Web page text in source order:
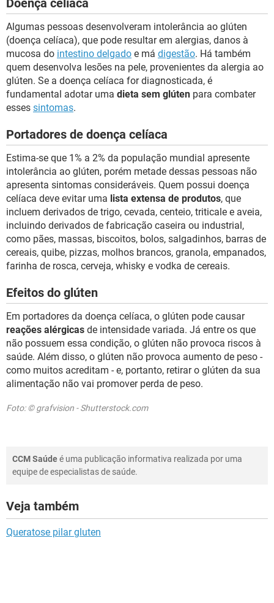
Doença celíaca
Algumas pessoas desenvolveram intolerância ao glúten
(doença celíaca), que pode resultar em alergias, danos à
mucosa do intestino delgado e má digestão. Há também
quem desenvolva lesões na pele, provenientes da alergia ao
glúten. Se a doença celíaca for diagnosticada, é
fundamental adotar uma dieta sem glúten para combater
esses sintomas.
Portadores de doença celíaca
Estima-se que 1% a 2% da população mundial apresente
intolerância ao glúten, porém metade dessas pessoas não
apresenta sintomas consideráveis. Quem possui doença
celíaca deve evitar uma lista extensa de produtos, que
incluem derivados de trigo, cevada, centeio, triticale e aveia,
incluindo derivados de fabricação caseira ou industrial,
como pães, massas, biscoitos, bolos, salgadinhos, barras de
cereais, quibe, pizzas, molhos brancos, granola, empanados,
farinha de rosca, cerveja, whisky e vodka de cereais.
Efeitos do glúten
Em portadores da doença celíaca, o glúten pode causar
reações alérgicas de intensidade variada. Já entre os que
não possuem essa condição, o glúten não provoca riscos à
saúde. Além disso, o glúten não provoca aumento de peso -
como muitos acreditam - e, portanto, retirar o glúten da sua
alimentação não vai promover perda de peso.
Foto: © grafvision - Shutterstock.com
CCM Saúdeé uma publicação informativa realizada por uma
equipe de especialistas de saúde.
Veja também
Queratose pilar gluten